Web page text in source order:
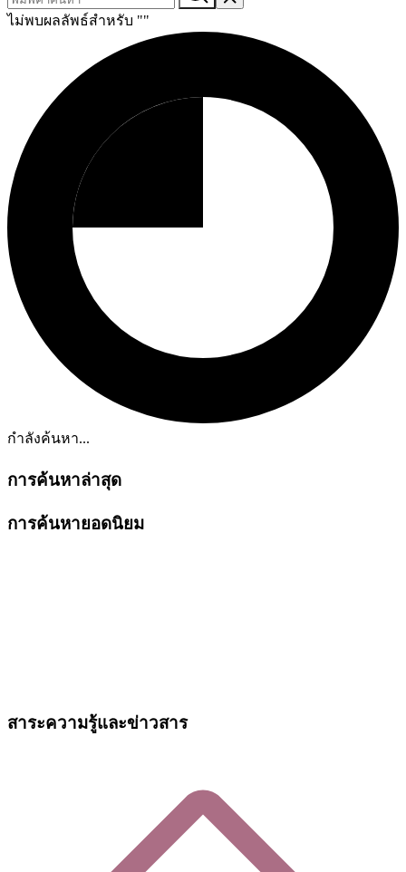
ไม่พบผลลัพธ์สำหรับ ""
กำลังค้นหา...
การค้นหาล่าสุด
การค้นหายอดนิยม
สาระความรู้และข่าวสาร